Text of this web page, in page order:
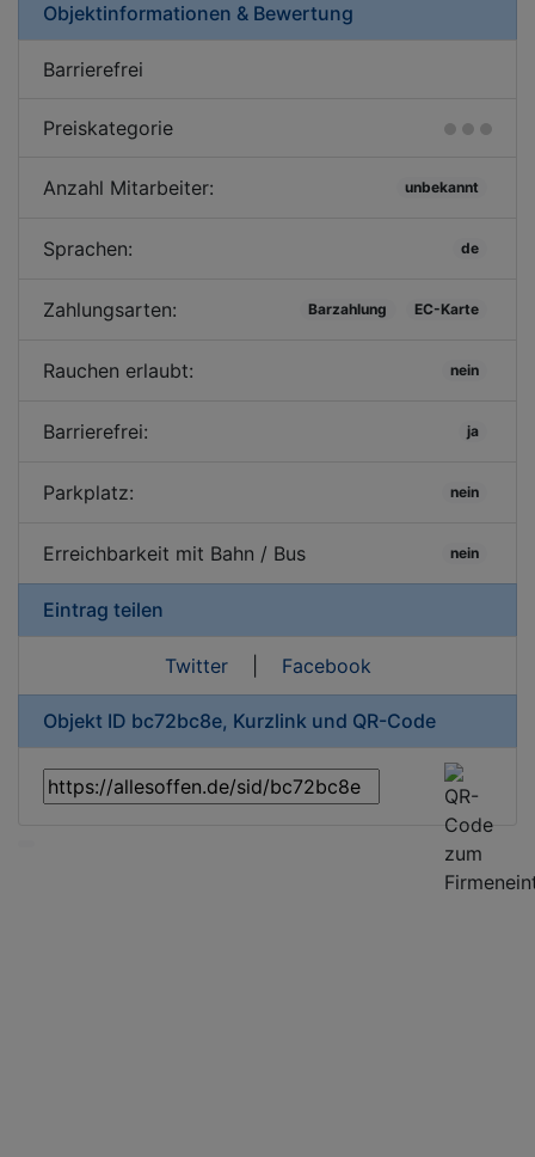
Objektinformationen & Bewertung
Barrierefrei
Preiskategorie
Anzahl Mitarbeiter: unbekannt
Sprachen: de
Zahlungsarten: Barzahlung EC-Karte
Rauchen erlaubt: nein
Barrierefrei: ja
Parkplatz: nein
Erreichbarkeit mit Bahn / Bus nein
Eintrag teilen
Twitter| Facebook
Objekt ID bc72bc8e, Kurzlink und QR-Code